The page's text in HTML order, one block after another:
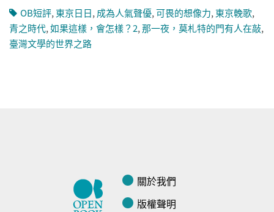
OB短評,東京日日,成為人氣聲優,可畏的想像力,東京輓歌,
青之時代,如果這樣，會怎樣？2,那一夜，莫札特的門有人在敲,
臺灣文學的世界之路
關於我們
版權聲明